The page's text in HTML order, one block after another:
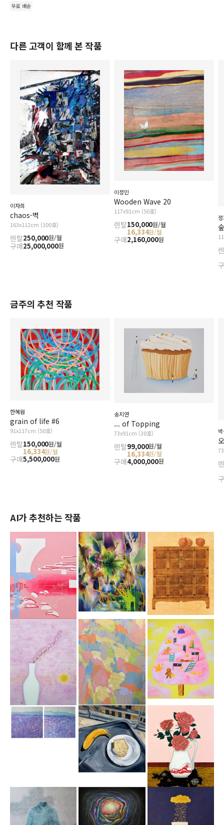
무료 배송
다른 고객이 함께 본 작품
이자희
chaos-벽
163x112cm (100호)
렌탈250,000원/월
구매25,000,000원
이정민
Wooden Wave 20
117x91cm (50호)
렌탈150,000원/월
16,334원/월
구매2,160,000원
숲
금주의 추천 작품
한혜원
grain of life #6
91x117cm (50호)
렌탈150,000원/월
16,334원/월
구매5,500,000원
송지연
... of Topping
73x91cm (30호)
렌탈99,000원/월
16,334원/월
구매4,000,000원
AI가 추천하는 작품